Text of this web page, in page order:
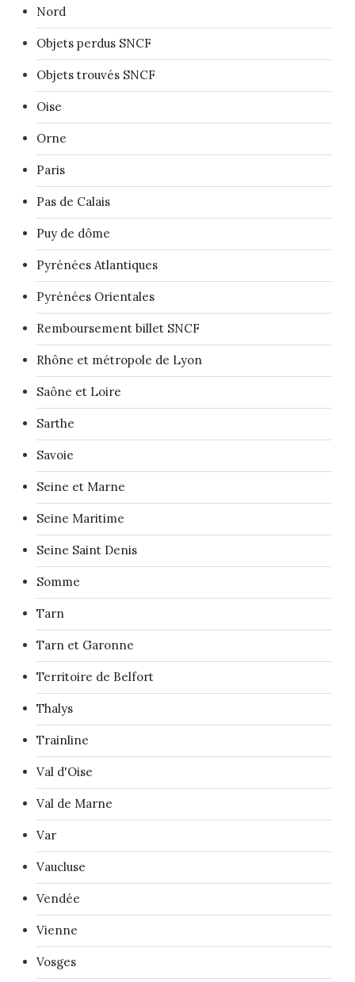
Nord
Objets perdus SNCF
Objets trouvés SNCF
Oise
Orne
Paris
Pas de Calais
Puy de dôme
Pyrénées Atlantiques
Pyrénées Orientales
Remboursement billet SNCF
Rhône et métropole de Lyon
Saône et Loire
Sarthe
Savoie
Seine et Marne
Seine Maritime
Seine Saint Denis
Somme
Tarn
Tarn et Garonne
Territoire de Belfort
Thalys
Trainline
Val d'Oise
Val de Marne
Var
Vaucluse
Vendée
Vienne
Vosges